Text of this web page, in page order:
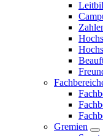
Gremien